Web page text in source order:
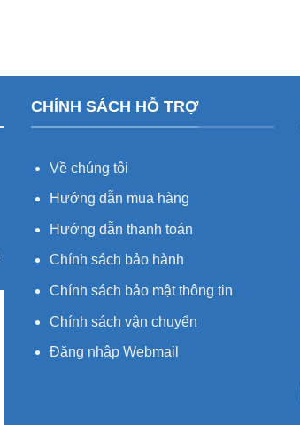
CHÍNH SÁCH HỖ TRỢ
Về chúng tôi
Hướng dẫn mua hàng
Hướng dẫn thanh toán
Chính sách bảo hành
Chính sách bảo mật thông tin
Chính sách vận chuyển
Đăng nhập Webmail